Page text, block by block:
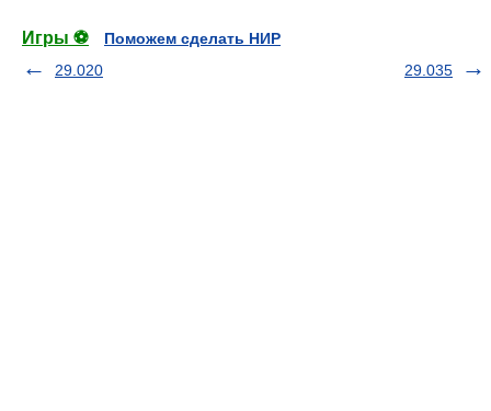
Игры ⚽
Поможем сделать НИР
29.020
29.035